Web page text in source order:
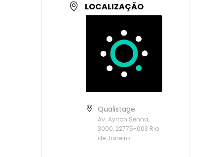
LOCALIZAÇÃO
Qualistage
Av. Ayrton Senna,
3000, 22775-003 Rio
de Janeiro